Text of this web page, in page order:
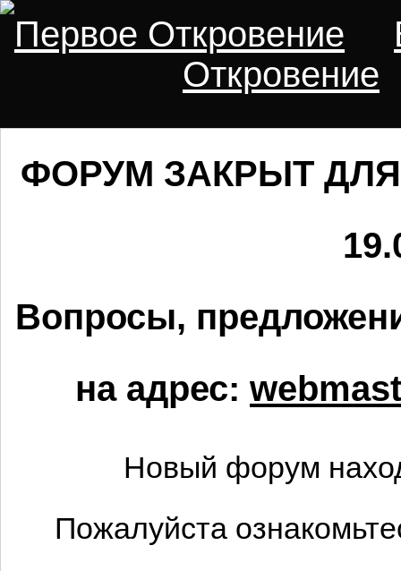
Первое Откровение
Откровение
ФОРУМ ЗАКРЫТ
Вопросы,
на адрес:
Новый форум
Пожалуйста